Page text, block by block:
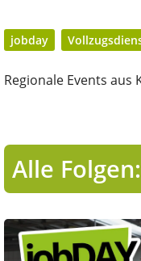
jobday
Regionale Events
Alle Folgen: